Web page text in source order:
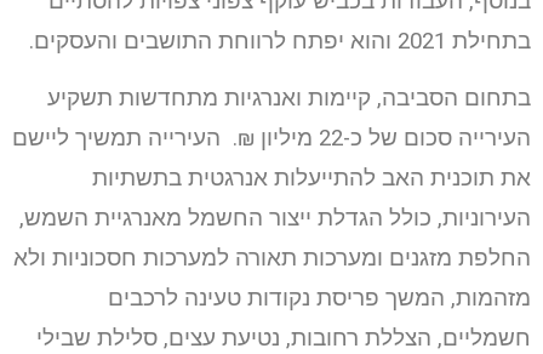
בתחילת 2021 והוא יפתח לרווחת התושבים והעסקים.
בתחום הסביבה, קיימות ואנרגיות מתחדשות תשקיע
העירייה סכום של כ-22 מיליון ₪. העירייה תמשיך ליישם
את תוכנית האב להתייעלות אנרגטית בתשתיות
העירוניות, כולל הגדלת ייצור החשמל מאנרגיית השמש,
החלפת מזגנים ומערכות תאורה למערכות חסכוניות ולא
מזהמות, המשך פריסת נקודות טעינה לרכבים
חשמליים, הצללת רחובות, נטיעת עצים, סלילת שבילי